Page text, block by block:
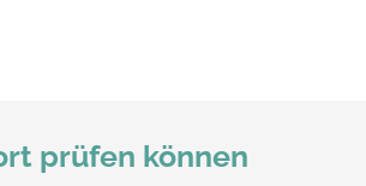
prüfen können